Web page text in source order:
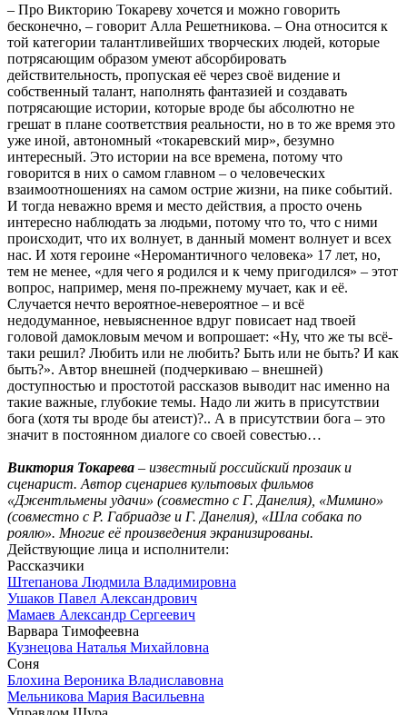
– Про Викторию Токареву хочется и можно говорить
бесконечно, – говорит Алла Решетникова. – Она относится к
той категории талантливейших творческих людей, которые
потрясающим образом умеют абсорбировать
действительность, пропуская её через своё видение и
собственный талант, наполнять фантазией и создавать
потрясающие истории, которые вроде бы абсолютно не
грешат в плане соответствия реальности, но в то же время это
уже иной, автономный «токаревский мир», безумно
интересный. Это истории на все времена, потому что
говорится в них о самом главном – о человеческих
взаимоотношениях на самом острие жизни, на пике событий.
И тогда неважно время и место действия, а просто очень
интересно наблюдать за людьми, потому что то, что с ними
происходит, что их волнует, в данный момент волнует и всех
нас. И хотя героине «Неромантичного человека» 17 лет, но,
тем не менее, «для чего я родился и к чему пригодился» – этот
вопрос, например, меня по-прежнему мучает, как и её.
Случается нечто вероятное-невероятное – и всё
недодуманное, невыясненное вдруг повисает над твоей
головой дамокловым мечом и вопрошает: «Ну, что же ты всё-
таки решил? Любить или не любить? Быть или не быть? И как
быть?». Автор внешней (подчеркиваю – внешней)
доступностью и простотой рассказов выводит нас именно на
такие важные, глубокие темы. Надо ли жить в присутствии
бога (хотя ты вроде бы атеист)?.. А в присутствии бога – это
значит в постоянном диалоге со своей совестью…
Виктория Токарева – известный российский прозаик и
сценарист. Автор сценариев культовых фильмов
«Джентльмены удачи» (совместно с Г. Данелия), «Мимино»
(совместно с Р. Габриадзе и Г. Данелия), «Шла собака по
роялю». Многие её произведения экранизированы.
Действующие лица и исполнители:
Рассказчики
Штепанова Людмила Владимировна
Ушаков Павел Александрович
Мамаев Александр Сергеевич
Варвара Тимофеевна
Кузнецова Наталья Михайловна
Соня
Блохина Вероника Владиславовна
Мельникова Мария Васильевна